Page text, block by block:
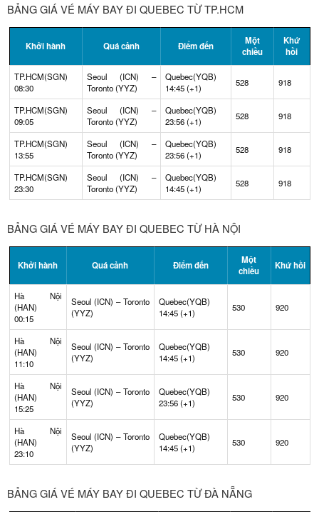
BẢNG GIÁ VÉ MÁY BAY ĐI QUEBEC TỪ TP.HCM
Khởi hành Quá cảnh Điểm đến
Một
chiều
Khứ
hồi
TP.HCM(SGN)
08:30
Seoul (ICN) –
Toronto (YYZ)
Quebec(YQB)
14:45 (+1)
528 918
TP.HCM(SGN)
09:05
Seoul (ICN) –
Toronto (YYZ)
Quebec(YQB)
23:56 (+1)
528 918
TP.HCM(SGN)
13:55
Seoul (ICN) –
Toronto (YYZ)
Quebec(YQB)
23:56 (+1)
528 918
TP.HCM(SGN)
23:30
Seoul (ICN) –
Toronto (YYZ)
Quebec(YQB)
14:45 (+1)
528 918
BẢNG GIÁ VÉ MÁY BAY ĐI QUEBEC TỪ HÀ NỘI
Khởi hành Quá cảnh Điểm đến
Một
chiều
Khứ hồi
Hà Nội
(HAN)
00:15
Seoul (ICN) – Toronto
(YYZ)
Quebec(YQB)
14:45 (+1)
530 920
Hà Nội
(HAN)
11:10
Seoul (ICN) – Toronto
(YYZ)
Quebec(YQB)
14:45 (+1)
530 920
Hà Nội
(HAN)
15:25
Seoul (ICN) – Toronto
(YYZ)
Quebec(YQB)
23:56 (+1)
530 920
Hà Nội
(HAN)
23:10
Seoul (ICN) – Toronto
(YYZ)
Quebec(YQB)
14:45 (+1)
530 920
BẢNG GIÁ VÉ MÁY BAY ĐI QUEBEC TỪ ĐÀ NẴNG